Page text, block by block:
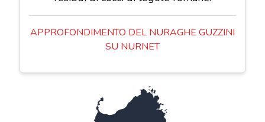
APPROFONDIMENTO DEL NURAGHE GUZZINI
SU NURNET